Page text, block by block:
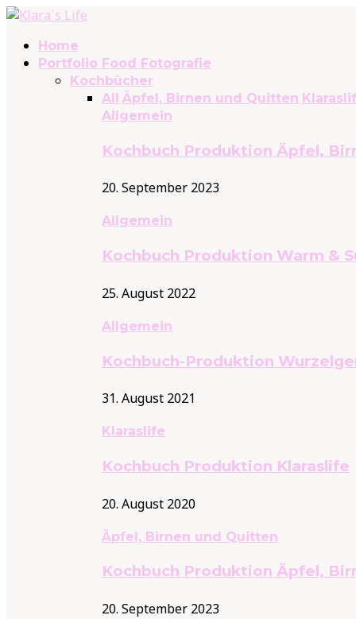
Home
Portfolio Food Fotografie
Kochbücher
All Äpfel, Birnen und Quitten
Allgemein
Kochbuch Produktion Äpfel,
20. September 2023
Allgemein
Kochbuch Produktion Warm &
25. August 2022
Allgemein
Kochbuch-Produktion
31. August 2021
Klaraslife
Kochbuch Produktion Klaraslife
20. August 2020
Äpfel, Birnen und Quitten
Kochbuch Produktion Äpfel,
20. September 2023